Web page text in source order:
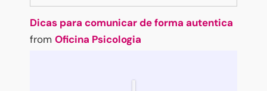
Dicas para comunicar de forma autentica
from Oficina Psicologia